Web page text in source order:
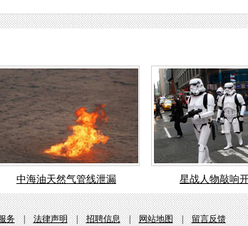
中海油天然气管线泄漏 星战人物敲响
务|法律声明|招聘信息|网站地图|留言反馈